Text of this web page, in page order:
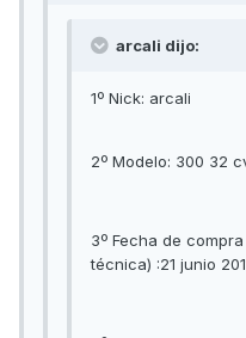
arcali dijo:
1º Nick: arcali
2º Modelo: 300 32
3º Fecha de
técnica) :21 junio